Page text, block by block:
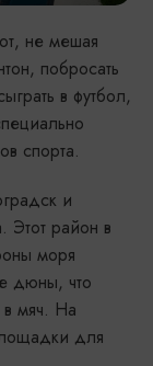
не мешая
побросать
в футбол,
спорта.
и
Этот район в
моря
дюны, что
мяч. На
для